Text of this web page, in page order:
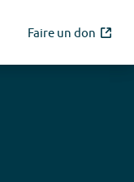
Faire un don